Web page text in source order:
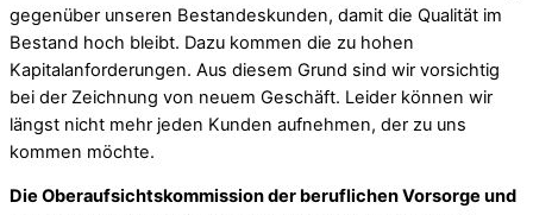
gegenüber unseren Bestandeskunden, damit die Qualität im
Bestand hoch bleibt. Dazu kommen die zu hohen
Kapitalanforderungen. Aus diesem Grund sind wir vorsichtig
bei der Zeichnung von neuem Geschäft. Leider können wir
längst nicht mehr jeden Kunden aufnehmen, der zu uns
kommen möchte.
Die Oberaufsichtskommission der beruflichen Vorsorge und